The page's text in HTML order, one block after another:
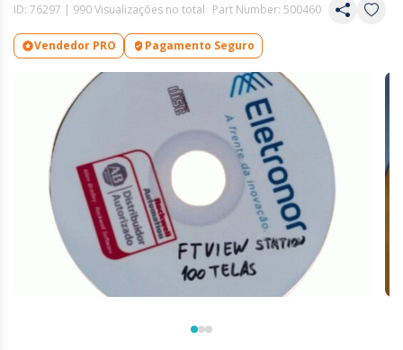
ID: 76297 | 990 Visualizações no total Part Number: 500460
Vendedor PRO Pagamento Seguro